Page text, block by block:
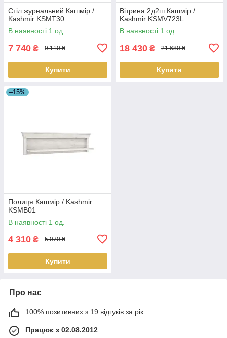
Стіл журнальний Кашмір /
Kashmir KSMT30
В наявності 1 од.
7 740 ₴ 9 110 ₴
Купити
Вітрина 2д2ш Кашмір /
Kashmir KSMV723L
В наявності 1 од.
18 430 ₴ 21 680 ₴
Купити
–15%
Полиця Кашмір / Kashmir
KSMB01
В наявності 1 од.
4 310 ₴ 5 070 ₴
Купити
Про нас
100% позитивних з 19 відгуків за рік
Працює з 02.08.2012